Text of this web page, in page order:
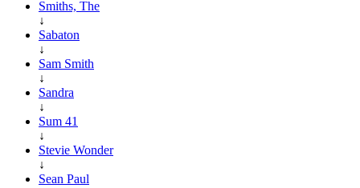
Smiths, The
↓
Sabaton
↓
Sam Smith
↓
Sandra
↓
Sum 41
↓
Stevie Wonder
↓
Sean Paul